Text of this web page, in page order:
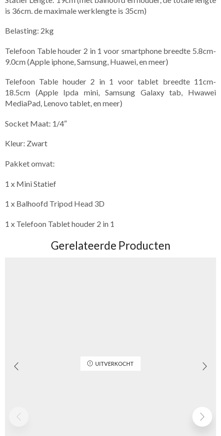
is 36cm. de maximale werklengte is 35cm)
Belasting: 2kg
Telefoon Table houder 2 in 1 voor smartphone breedte 5.8cm-
9.0cm (Apple iphone, Samsung, Huawei, en meer)
Telefoon Table houder 2 in 1 voor tablet breedte 11cm-
18.5cm (Apple Ipda mini, Samsung Galaxy tab, Hwawei
MediaPad, Lenovo tablet, en meer)
Socket Maat: 1/4″
Kleur: Zwart
Pakket omvat:
1 x Mini Statief
1 x Balhoofd Tripod Head 3D
1 x Telefoon Tablet houder 2 in 1
Gerelateerde Producten
UITVERKOCHT